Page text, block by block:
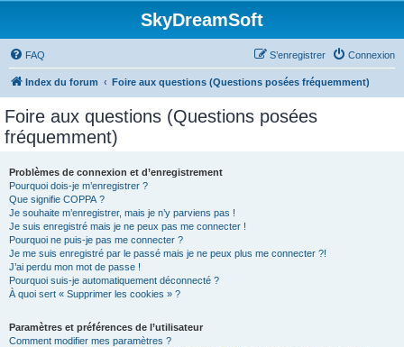
SkyDreamSoft
FAQ Connexion
S’enregistrer
Index du forum Foire aux questions (Questions posées fréquemment)
Foire aux questions (Questions posées
fréquemment)
Problèmes de connexion et d’enregistrement
Pourquoi dois-je m’enregistrer ?
Que signifie COPPA ?
Je souhaite m’enregistrer, mais je n’y parviens pas !
Je suis enregistré mais je ne peux pas me connecter !
Pourquoi ne puis-je pas me connecter ?
Je me suis enregistré par le passé mais je ne peux plus me connecter ?!
J’ai perdu mon mot de passe !
Pourquoi suis-je automatiquement déconnecté ?
À quoi sert « Supprimer les cookies » ?
Paramètres et préférences de l’utilisateur
Comment modifier mes paramètres ?